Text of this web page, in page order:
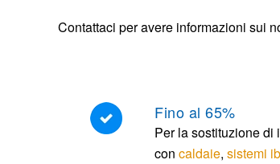
Contattaci per avere informazioni sui
Fino al 65%
Per la sostituzione di
con caldaie, sistemi